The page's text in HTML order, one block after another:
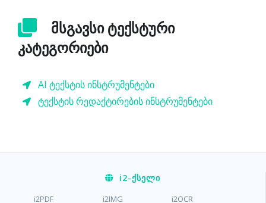
მსგავსი ტექსტური
კატეგორიები
AI ტექსტის ინსტრუმენტები
ტექსტის რედაქტირების ინსტრუმენტები
i2-ᲥᲡᲔᲚᲘ
i2PDF i2IMG i2OCR